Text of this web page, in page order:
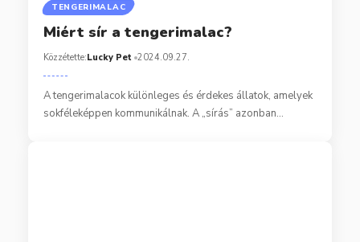
TENGERIMALAC
Miért sír a tengerimalac?
Közzétette:Lucky Pet 2024.09.27.
A tengerimalacok különleges és érdekes állatok, amelyek
sokféleképpen kommunikálnak. A „sírás” azonban…